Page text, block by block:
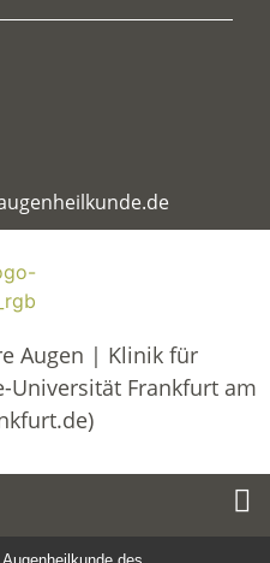
Augen | Klinik für
Universität Frankfurt am